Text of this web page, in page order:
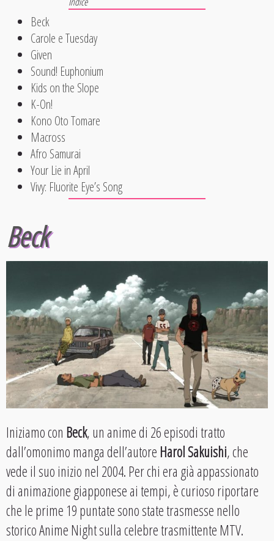
Beck
Carole e Tuesday
Given
Sound! Euphonium
Kids on the Slope
K-On!
Kono Oto Tomare
Macross
Afro Samurai
Your Lie in April
Vivy: Fluorite Eye’s Song
Beck
Iniziamo con Beck, un anime di 26 episodi tratto
dall’omonimo manga dell’autoreHarol Sakuishi, che
vede il suo inizio nel 2004. Per chi era già appassionato
di animazione giapponese ai tempi, è curioso riportare
che le prime 19 puntate sono state trasmesse nello
storico Anime Night sulla celebre trasmittente MTV.